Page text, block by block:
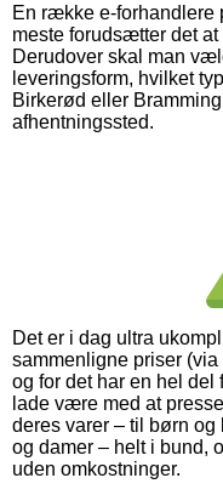
En række e-forhandlere
meste forudsætter det
Derudover skal man
leveringsform, hvilket
Birkerød eller
afhentningssted.
Det er i dag ultra
sammenligne priser
og for det har en hel del
lade være med at
deres varer – til børn
og damer – helt i bund,
uden omkostninger.